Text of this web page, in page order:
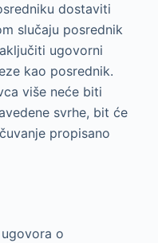
dostaviti
slučaju posrednik
ugovorni
kao posrednik.
više neće biti
svrhe, bit će
propisano
o